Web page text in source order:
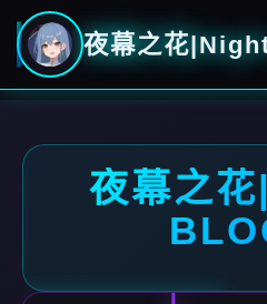
夜幕之花
夜幕之